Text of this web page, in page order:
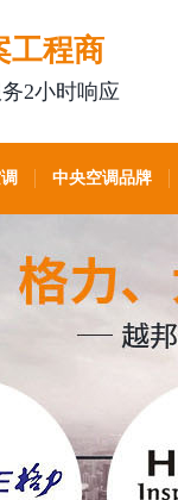
工程商
2小时响应
中央空调品牌